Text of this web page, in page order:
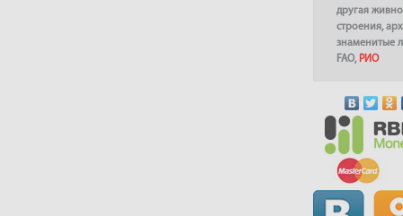
другая
строения,
знаменитые
FAO, РИО